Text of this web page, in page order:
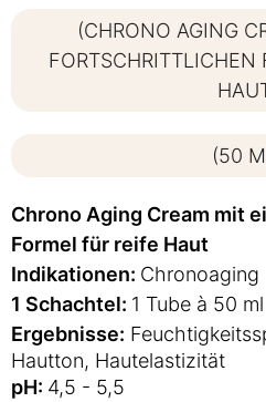
(CHRONO AGING
FORTSCHRITTLICHEN
(50
Chrono Aging Cream mit
Formel für reife Haut
Indikationen: Chronoaging
1 Schachtel: 1 Tube à 50 ml
Ergebnisse:
Hautton, Hautelastizität
pH: 4,5 - 5,5